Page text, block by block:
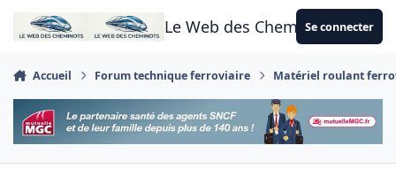
Aller au contenu
Le Web des CheminotsSe connecter
Accueil Forum technique ferroviaire Matériel roulant